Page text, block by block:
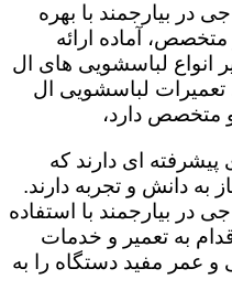
در بیارجمند با بهره
آماده ارائه
انواع لباسشویی های ال
لباسشویی ال
متخصص دارد،
پیشرفته ای دارند که
به دانش و تجربه دارند.
در بیارجمند با استفاده
به تعمیر و خدمات
عمر مفید دستگاه را به